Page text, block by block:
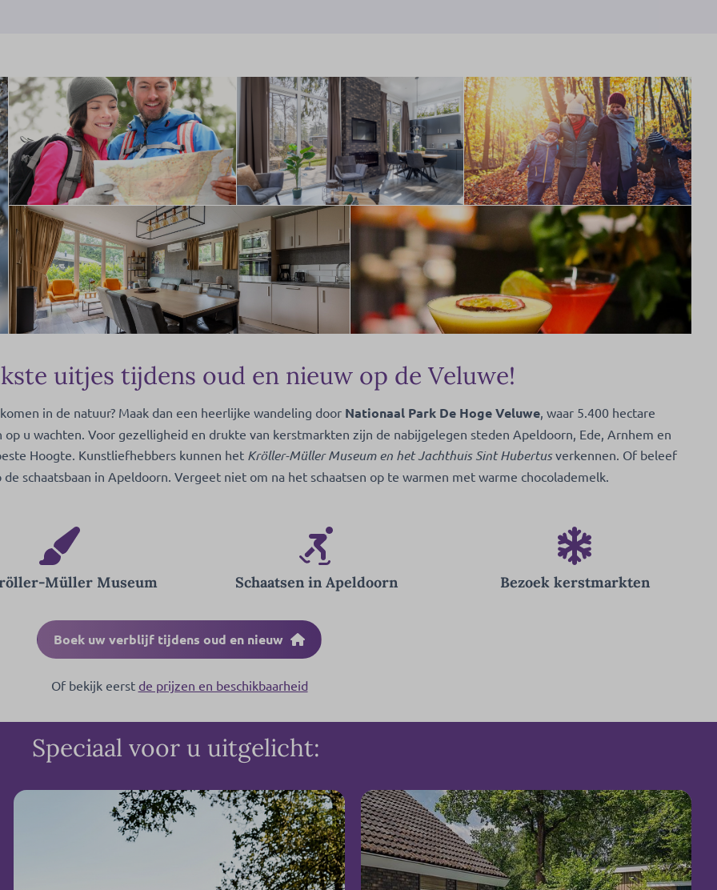
uitjes tijdens oud en nieuw op de Veluwe!
in de natuur? Maak dan een heerlijke wandeling door Nationaal Park De Hoge Veluwe, waar 5.400 hectare
u wachten. Voor gezelligheid en drukte van kerstmarkten zijn de nabijgelegen steden Apeldoorn, Ede, Arnhem en
Hoogte. Kunstliefhebbers kunnen het Kröller-Müller Museum en het Jachthuis Sint Hubertusverkennen. Of beleef
de schaatsbaan in Apeldoorn. Vergeet niet om na het schaatsen op te warmen met warme chocolademelk.
Müller Museum Schaatsen in Apeldoorn Bezoek kerstmarkten
Boek uw verblijf tijdens oud en nieuw
Of bekijk eerst de prijzen en beschikbaarheid
Speciaal voor u uitgelicht: